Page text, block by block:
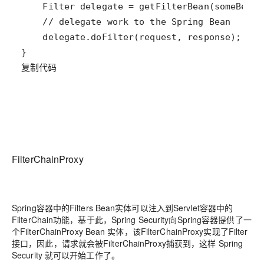
复制代码
FilterChainProxy
Spring容器中的Filters Bean实体可以注入到Servlet容器中的
FilterChain功能，基于此，Spring Security向Spring容器提供了一
个FilterChainProxy Bean 实体，该FilterChainProxy实现了Filter
接口，因此，请求就会被FilterChainProxy捕获到，这样 Spring
Security 就可以开始工作了。